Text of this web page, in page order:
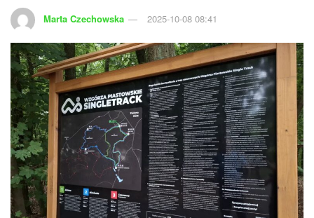
Marta Czechowska 2025-10-08 08:41